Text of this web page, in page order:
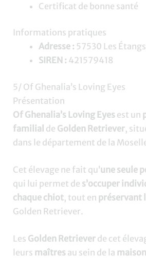
Certificat de bonne santé
Informations pratiques
Adresse : 57530 Les Étangs
SIREN : 421579418
5/ Of Ghenalia’s Loving Eyes
Présentation
Of Ghenalia’s Loving Eyes est un
familial de Golden Retriever,
dans le département de la
Cet élevage ne fait qu’une seule
qui lui permet de s’occuper
chaque chiot, tout en préservant
Golden Retriever.
Les Golden Retriever de cet
leurs maîtres au sein de la maison